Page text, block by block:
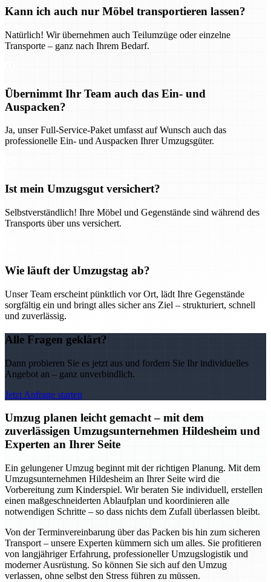
Kann ich auch nur Möbel transportieren lassen?
Natürlich! Wir übernehmen auch Teilumzüge oder einzelne
Transporte – ganz nach Ihrem Bedarf.
Übernimmt Ihr Team auch das Ein- und
Auspacken?
Ja, unser Full-Service-Paket umfasst auf Wunsch auch das
professionelle Ein- und Auspacken Ihrer Umzugsgüter.
Ist mein Umzugsgut versichert?
Selbstverständlich! Ihre Möbel und Gegenstände sind während des
Transports über uns versichert.
Wie läuft der Umzugstag ab?
Unser Team erscheint pünktlich vor Ort, lädt Ihre Gegenstände
sorgfältig ein und bringt alles sicher ans Ziel – strukturiert, schnell
und zuverlässig.
Alle Fragen geklärt?
Dann probieren Sie es jetzt aus und fordern Sie Ihr individuelles
Angebot an – ganz unverbindlich.
Jetzt Anfrage starten
Umzug planen leicht gemacht – mit dem
zuverlässigen Umzugsunternehmen Hildesheim und
Experten an Ihrer Seite
Ein gelungener Umzug beginnt mit der richtigen Planung. Mit dem
Umzugsunternehmen Hildesheim an Ihrer Seite wird die
Vorbereitung zum Kinderspiel. Wir beraten Sie individuell, erstellen
einen maßgeschneiderten Ablaufplan und koordinieren alle
notwendigen Schritte – so dass nichts dem Zufall überlassen bleibt.
Von der Terminvereinbarung über das Packen bis hin zum sicheren
Transport – unsere Experten kümmern sich um alles. Sie profitieren
von langjähriger Erfahrung, professioneller Umzugslogistik und
moderner Ausrüstung. So können Sie sich auf den Umzug
verlassen, ohne selbst den Stress führen zu müssen.